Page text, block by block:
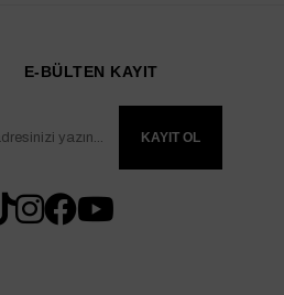
E-BÜLTEN KAYIT
KAYIT OL